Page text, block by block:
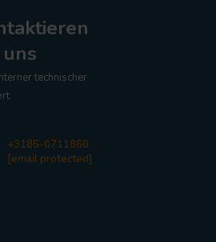
technischer
+3185-0711860
[email protected]